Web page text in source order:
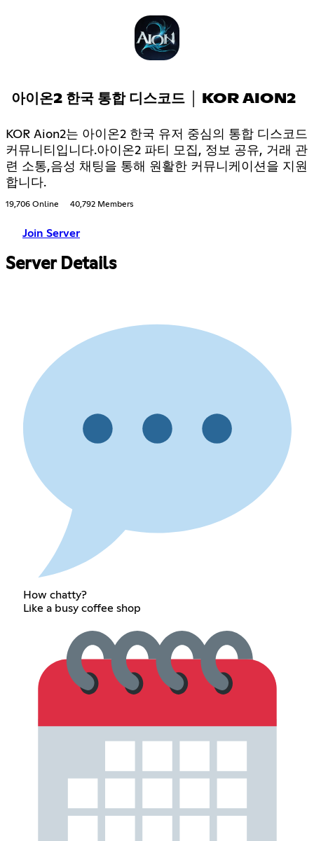
아이온2 한국 통합 디스코드 │ KOR AION2
KOR Aion2는 아이온2 한국 유저 중심의 통합 디스코드
커뮤니티입니다.아이온2 파티 모집, 정보 공유, 거래 관
련 소통,음성 채팅을 통해 원활한 커뮤니케이션을 지원
합니다.
19,706 Online 40,792 Members
Join Server
Server Details
How chatty?
Like a busy coffee shop